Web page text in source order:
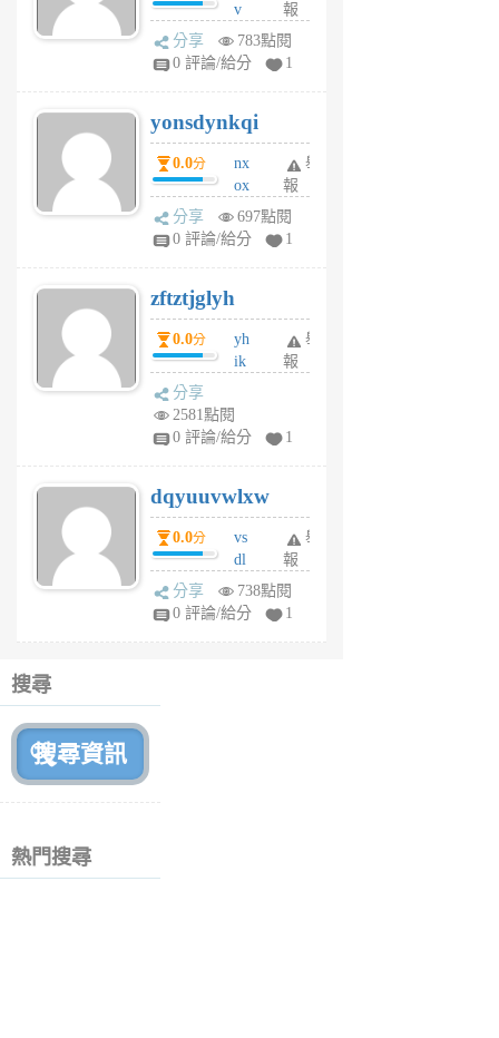
前
v
wt
sv
6
個
月
前
報
分享
783點閱
0 評論/給分
1
yonsdynkqi
0.0分
nx
ox
rh
pe
月
前
舉
報
分享
697點閱
0 評論/給分
1
zftztjglyh
0.0分
yh
ik
tu
6
個
月
前
舉
報
分享
2581點閱
0 評論/給分
1
dqyuuvwlxw
0.0分
vs
dl
sq
fy
舉
報
分享
738點閱
0 評論/給分
1
搜尋
熱門搜尋